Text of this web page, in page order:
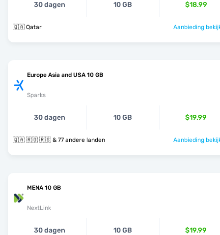
30 dagen 10 GB $18.99
🇶🇦 Qatar Aanbieding
Europe Asia and USA 10 GB
Sparks
30 dagen 10 GB $19.99
🇶🇦 🇷🇴 🇷🇸 & 77 andere landen Aanbieding
MENA 10 GB
NextLink
30 dagen 10 GB $19.99